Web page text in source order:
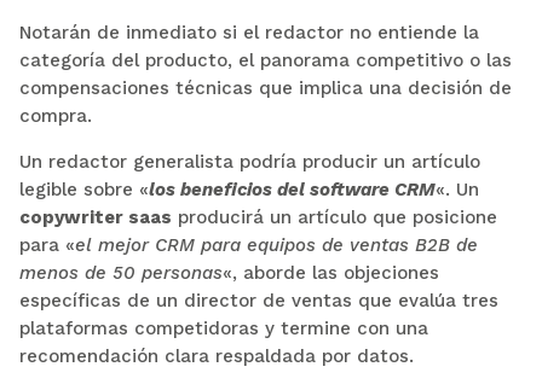
Notarán de inmediato si el redactor no entiende la
categoría del producto, el panorama competitivo o las
compensaciones técnicas que implica una decisión de
compra.
Un redactor generalista podría producir un artículo
legible sobre «los beneficios del software CRM«. Un
copywriter saas producirá un artículo que posicione
para «el mejor CRM para equipos de ventas B2B de
menos de 50 personas«, aborde las objeciones
específicas de un director de ventas que evalúa tres
plataformas competidoras y termine con una
recomendación clara respaldada por datos.